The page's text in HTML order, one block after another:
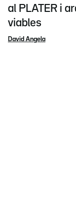
al PLATER i
viables
David Angela